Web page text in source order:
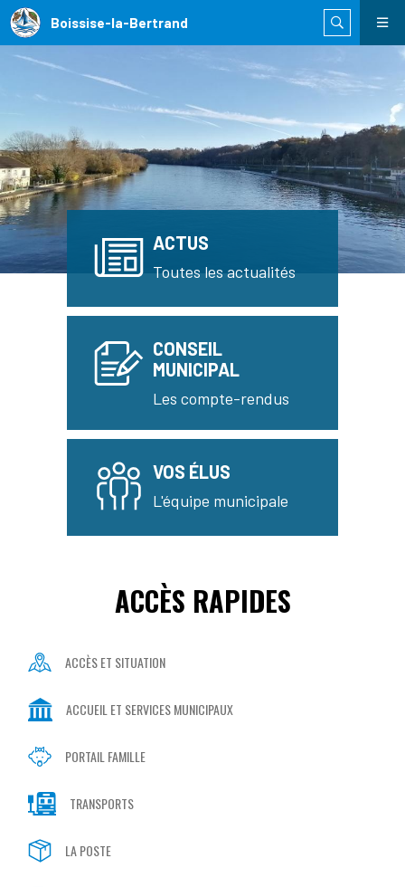
Boissise-la-Bertrand
ACTUS
Toutes les actualités
CONSEIL
MUNICIPAL
Les compte-rendus
VOS ÉLUS
L'équipe municipale
ACCÈS RAPIDES
ACCÈS ET SITUATION
ACCUEIL ET SERVICES MUNICIPAUX
PORTAIL FAMILLE
TRANSPORTS
LA POSTE